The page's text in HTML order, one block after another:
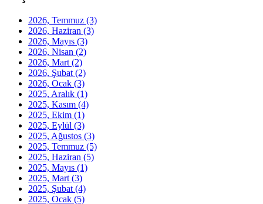
2026, Temmuz (3)
2026, Haziran (3)
2026, Mayıs (3)
2026, Nisan (2)
2026, Mart (2)
2026, Şubat (2)
2026, Ocak (3)
2025, Aralık (1)
2025, Kasım (4)
2025, Ekim (1)
2025, Eylül (3)
2025, Ağustos (3)
2025, Temmuz (5)
2025, Haziran (5)
2025, Mayıs (1)
2025, Mart (3)
2025, Şubat (4)
2025, Ocak (5)